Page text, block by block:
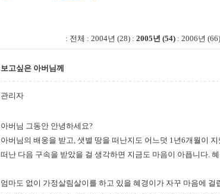
: 전체 : 2004년 (28) : 2005년 (54) : 2006년 (66)
보고싶은 아버님께
관리자
아버님 그동안 안녕하세요?
아버님의 배웅을 받고, 샛별 땅을 떠난지도 어느덧 1년6개월이
떠난 다음 구속을 받았을 걸 생각하면 지금도 마음이 아픕니다.
엄마도 없이 가정살림살이를 하고 있을 혜경이가 자꾸 마음에